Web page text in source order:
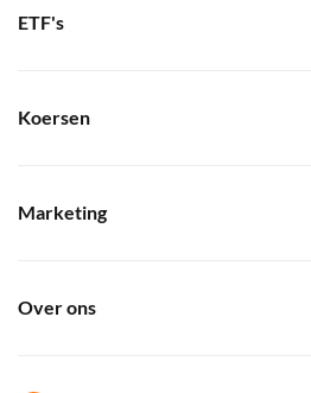
ETF's
Koersen
Marketing
Over ons